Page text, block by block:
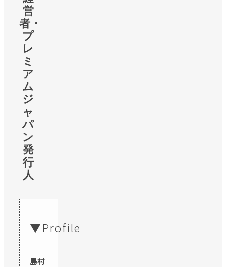
営
者・
プ
レ
ミ
ア
ム
ジ
ャ
パ
ン
発
行
人
▼Profile
島村